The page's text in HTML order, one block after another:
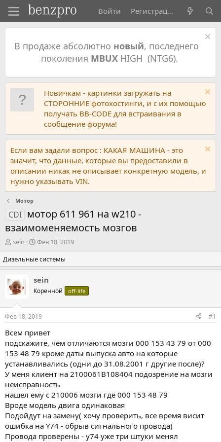
Войти Регистрация
В продаже абсолютно новый, последнего
поколения MBUXHIGH (NTG6).
Новичкам - картинки загружать на
СТОРОННИЕ фотохостинги, и с их помощью
получать BB-CODE для встраивания в
сообщение форума!
Если вам задали вопрос : КАКАЯ МАШИНА - это
значит, что данные, которые вы предоставили в
описании никак не описывает конкретную модель, и
нужно указывать VIN.
Мотор
CDI мотор 611 961 на w210 -
взаимоменяемость мозгов
А
т
о
т
е
м
sein
Д
т
а
н
а
ч
л
а
Фев 18, 2019
Дизельные системы
sein
Коренной off-life
Фев 18, 2019 #1
Всем привет
подскажите, чем отличаются мозги 000 153 43 79 от 000
153 48 79 кроме даты выпуска авто на которые
устанавливались (одни до 31.08.2001 г другие после)?
У меня клиент на 2100061B108404 подозрение на мозги
неисправность
нашел ему с 210006 мозги где 000 153 48 79
Вроде модель двига одинаковая
Подойдут на замену( хочу проверить, все время висит
ошибка на Y74 - обрыв сигнального провода)
Провода проверены - y74 уже три штуки менял